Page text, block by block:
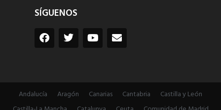
SÍGUENOS
Andalucía Aragón Canarias Cantabria
Castilla y León